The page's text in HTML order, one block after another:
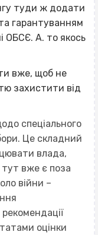
туди ж додати
гарантуванням
ОБСЄ. А. то якось
вже, щоб не
захистити від
спеціального
Це складний
влада,
тут вже є поза
війни –
оцінки